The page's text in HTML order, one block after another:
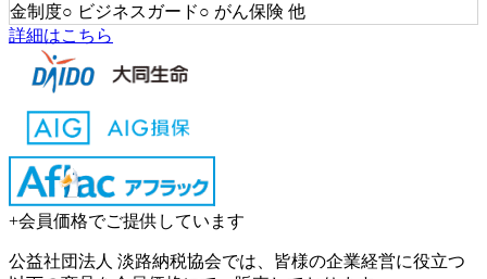
金制度○ ビジネスガード○ がん保険 他
詳細はこちら
+会員価格でご提供しています
公益社団法人 淡路納税協会では、皆様の企業経営に役立つ